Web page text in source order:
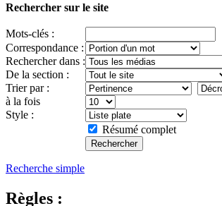
Rechercher sur le site
Mots-clés :
Correspondance :
Rechercher dans :
De la section :
Trier par :
à la fois
Style :
Résumé complet
Recherche simple
Règles :